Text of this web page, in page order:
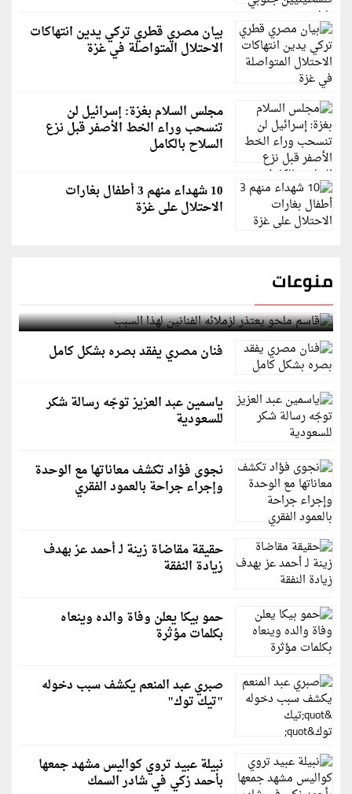
بيان مصري قطري تركي يدين انتهاكات
الاحتلال المتواصلة في غزة
مجلس السلام بغزة: إسرائيل لن
تنسحب وراء الخط الأصفر قبل نزع
السلاح بالكامل
10 شهداء منهم 3 أطفال بغارات
الاحتلال على غزة
منوعات
قاسم ملحو يعتذر لزملائه الفنانين لهذا السبب
فنان مصري يفقد بصره بشكل كامل
ياسمين عبد العزيز توجّه رسالة شكر
للسعودية
نجوى فؤاد تكشف معاناتها مع الوحدة
وإجراء جراحة بالعمود الفقري
حقيقة مقاضاة زينة لـ أحمد عز بهدف
زيادة النفقة
حمو بيكا يعلن وفاة والده وينعاه
بكلمات مؤثرة
صبري عبد المنعم يكشف سبب دخوله
"تيك توك"
نبيلة عبيد تروي كواليس مشهد جمعها
بأحمد زكي في شادر السمك